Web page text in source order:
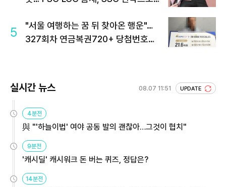
5
"서울 여행하는 꿈 뒤 찾아온 행운"…
327회차 연금복권720+ 당첨번호조
실시간 뉴스 08.07 11:51 UPDATE
4분전
與 "'하늘이법' 여야 공동 발의 괜찮아…그것이 협치"
9분전
'캐시딜' 캐시워크 돈 버는 퀴즈, 정답은?
14분전